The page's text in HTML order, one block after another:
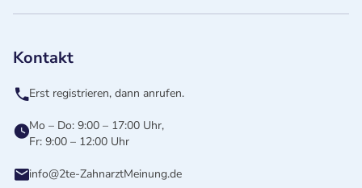
Kontakt
Erst registrieren, dann anrufen.
Mo – Do: 9:00 – 17:00 Uhr,
Fr: 9:00 – 12:00 Uhr
info@2te-ZahnarztMeinung.de